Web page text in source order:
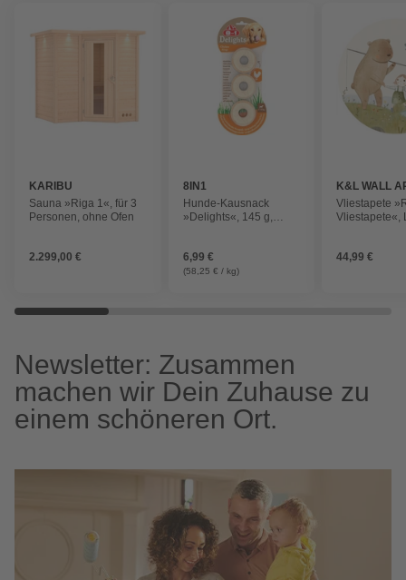
KARIBU
Sauna »Riga 1«, für 3
Personen, ohne Ofen
2.299,00 €
8IN1
Hunde-Kausnack
»Delights«, 145 g,
6,99 €
(58,25 € / kg)
K&L WALL
Vliestapete
Vliestapete«,
44,99 €
Newsletter: Zusammen
machen wir Dein Zuhause zu
einem schöneren Ort.